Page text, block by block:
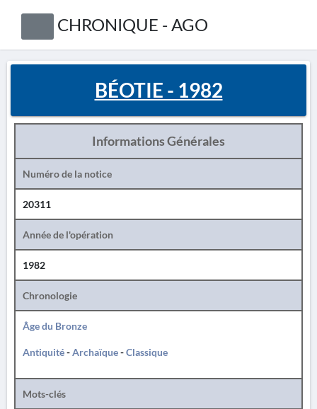
CHRONIQUE - AGO
BÉOTIE - 1982
Informations Générales
Numéro de la notice
20311
Année de l'opération
1982
Chronologie
Âge du Bronze
Antiquité-Archaïque-Classique
Mots-clés